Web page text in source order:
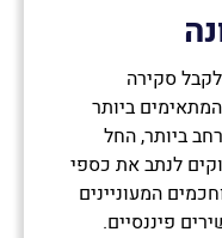
סקירה
ביותר
ביותר, החל
לנתב את כספי
המעוניינים
פיננסיים.